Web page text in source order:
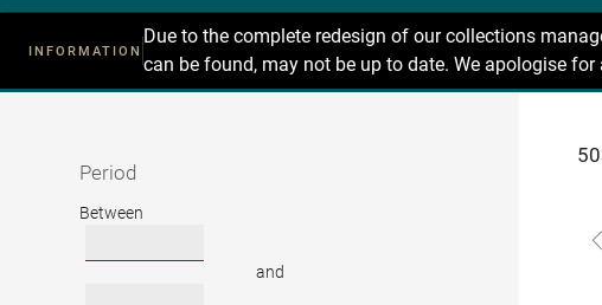
INFORMATION
Due to the complete redesign of our collections
can be found, may not be up to date. We apologise
Recherche
Period
Period
Between
and